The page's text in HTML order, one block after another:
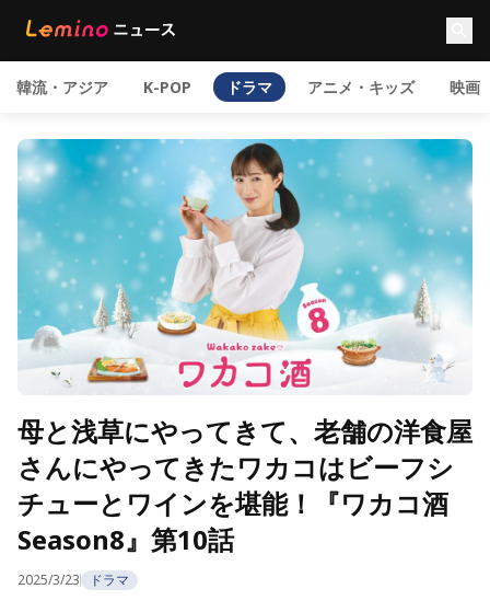
韓流・アジア K-POP ドラマ アニメ・キッズ 映画
母と浅草にやってきて、老舗の洋食屋
さんにやってきたワカコはビーフシ
チューとワインを堪能！『ワカコ酒
Season8』第10話
2025/3/23 ドラマ